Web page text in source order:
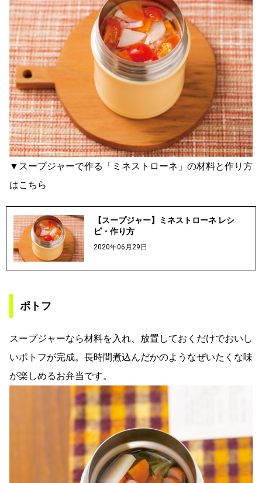
▼スープジャーで作る「ミネストローネ」の材料と作り方
はこちら
【スープジャー】ミネストローネ レシ
ピ・作り方
2020年06月29日
ポトフ
スープジャーなら材料を入れ、放置しておくだけでおいし
いポトフが完成。長時間煮込んだかのようなぜいたくな味
が楽しめるお弁当です。